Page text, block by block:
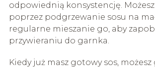
odpowiednią konsystencję.
poprzez podgrzewanie sosu na
regularne mieszanie go, aby
przywieraniu do garnka.
Kiedy już masz gotowy sos,